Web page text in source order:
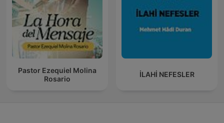
Pastor Ezequiel Molina
Rosario
İLAHİ NEFESLER